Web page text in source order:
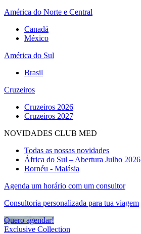
América do Norte e Central
Canadá
México
América do Sul
Brasil
Cruzeiros
Cruzeiros 2026
Cruzeiros 2027
NOVIDADES CLUB MED
Todas as nossas novidades
África do Sul – Abertura Julho 2026
Bornéu - Malásia
Agenda um horário com um consultor
Consultoria personalizada para tua viagem
Quero agendar!
Exclusive Collection